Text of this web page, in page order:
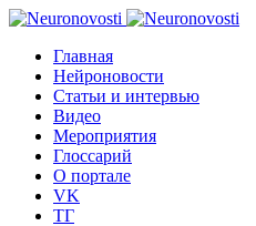
Главная
Нейроновости
Статьи и интервью
Видео
Мероприятия
Глоссарий
О портале
VK
ТГ